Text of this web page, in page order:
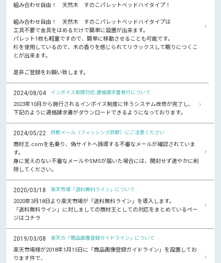
組み合わせ自由！ 天然木 すのこパレットベッドハイタイプ！
組み合わせ自由！ 天然木 すのこパレットベッドハイタイプは
工具不要で金具をはめるだけで簡単に設置が出来ます。
パレット1枚も軽量ですので、簡単に移動させることも可能です。
杉を使用しているので、木の香りを感じられてリラックスして眠りにつくこ
とが出来ます。
是非ご登録をお願い致します。
2024/08/04 インボイス制度対応 適格請求書発行について
2023年10月から施行されるインボイス制度に伴うシステム改修が完了し、
下記のように適格請求書がダウンロードできるようになっております。
2024/05/22 詐欺メール（フィッシング詐欺）にご注意ください
商材王.comを名乗り、偽サイトへ誘導する不審なメールが確認されていま
す。
身に覚えのない不審なメールやSMSが届いた場合には、開封せず速やかに削
除してください。
2020/03/18 楽天市場「送料無料ライン」について
2020年3月18日より楽天市場が「送料無料ライン」を導入します。
「送料無料ライン」に対しましての商材王としての対応をまとめているペー
ジはコチラ
2019/03/08 楽天の「商品画像登録ガイドライン」について
楽天市場様が2018年1月15日に「商品画像登録ガイドライン」を設置してお
ります件で、